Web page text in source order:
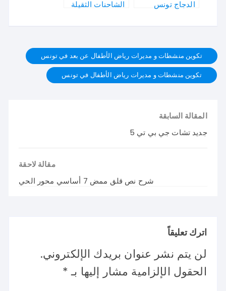
الدجاج تونس
الشاحنات الثقيلة
تكوين منشطات و مديرات رياض الأطفال عن بعد في تونس
تكوين منشطات و مديرات رياض الأطفال في تونس
المقالة السابقة
جديد تشات جي بي تي 5
مقالة لاحقة
شرح نص قلق ممض 7 أساسي محور الحي
اترك تعليقاً
لن يتم نشر عنوان بريدك الإلكتروني.
الحقول الإلزامية مشار إليها بـ *